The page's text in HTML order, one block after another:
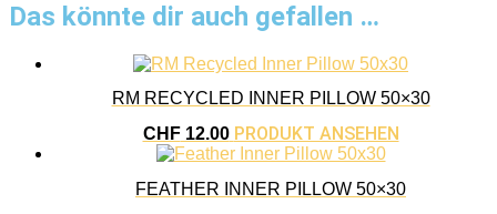
Das könnte dir auch gefallen …
RM RECYCLED INNER PILLOW 50×30
CHF12.00 PRODUKT ANSEHEN
FEATHER INNER PILLOW 50×30